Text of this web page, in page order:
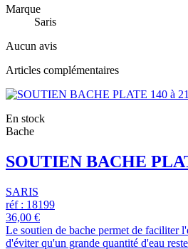
Marque
Saris
Aucun avis
Articles complémentaires
En stock
Bache
SOUTIEN BACHE
SARIS
réf : 18199
36,00 €
Le soutien de bache permet de faciliter
d'éviter qu'un grande quantité d'eau